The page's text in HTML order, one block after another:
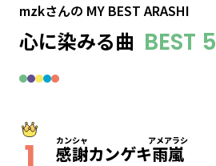
mzkさんの MY BEST ARASHI
心に染みる曲 BEST 5
感謝
カンシャ
カンゲキ雨嵐
アメアラシ